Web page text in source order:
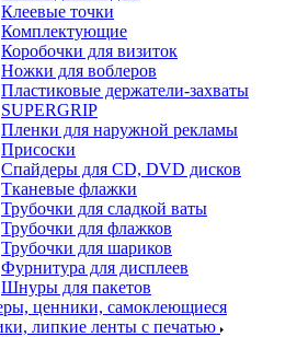
Клеевые точки
Комплектующие
Коробочки для визиток
Ножки для воблеров
Пластиковые держатели-захваты
SUPERGRIP
Пленки для наружной рекламы
Присоски
Спайдеры для CD, DVD дисков
Тканевые флажки
Трубочки для сладкой ваты
Трубочки для флажков
Трубочки для шариков
Фурнитура для дисплеев
Шнуры для пакетов
ценники, самоклеющиеся
липкие ленты с печатью